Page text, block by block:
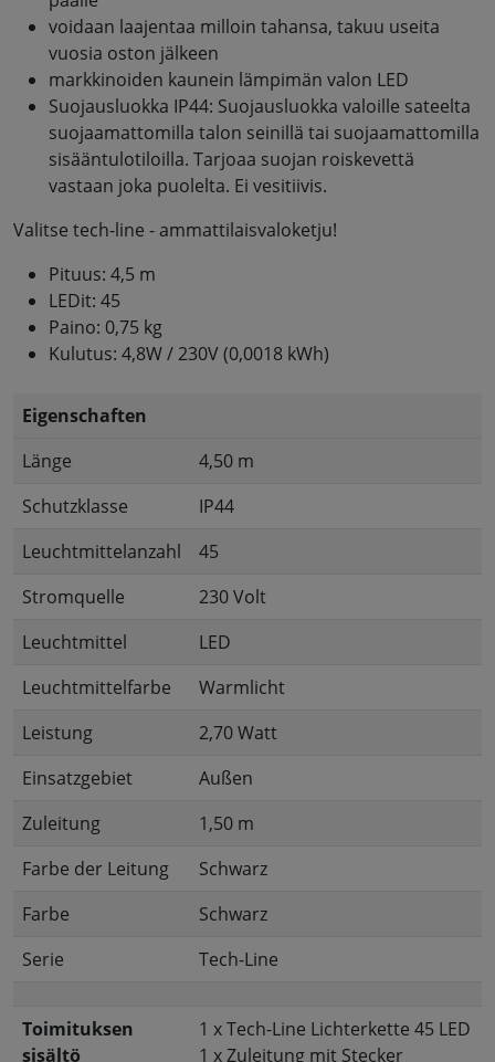
voidaan laajentaa milloin tahansa, takuu useita
vuosia oston jälkeen
markkinoiden kaunein lämpimän valon LED
Suojausluokka IP44: Suojausluokka valoille sateelta
suojaamattomilla talon seinillä tai suojaamattomilla
sisääntulotiloilla. Tarjoaa suojan roiskevettä
vastaan joka puolelta. Ei vesitiivis.
Valitse tech-line - ammattilaisvaloketju!
Pituus: 4,5 m
LEDit: 45
Paino: 0,75 kg
Kulutus: 4,8W / 230V (0,0018 kWh)
Eigenschaften
Länge
4,50 m
Schutzklasse
IP44
Leuchtmittelanzahl
45
Stromquelle
230 Volt
Leuchtmittel
LED
Leuchtmittelfarbe
Warmlicht
Leistung
2,70 Watt
Einsatzgebiet
Außen
Zuleitung
1,50 m
Farbe der Leitung
Schwarz
Farbe
Schwarz
Serie
Tech-Line
Toimituksen
sisältö
1 x Tech-Line Lichterkette 45 LED
1 x Zuleitung mit Stecker